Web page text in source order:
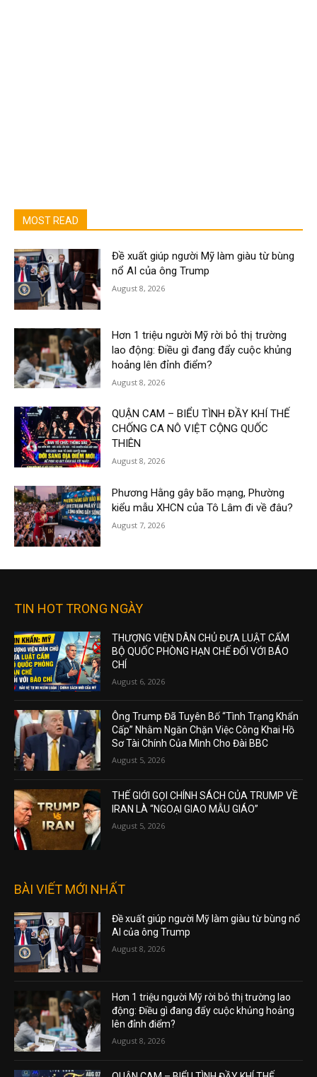
MOST READ
Đề xuất giúp người Mỹ làm giàu từ bùng
nổ AI của ông Trump
August 8, 2026
Hơn 1 triệu người Mỹ rời bỏ thị trường
lao động: Điều gì đang đẩy cuộc khủng
hoảng lên đỉnh điểm?
August 8, 2026
QUẬN CAM – BIỂU TÌNH ĐẦY KHÍ THẾ
CHỐNG CA NÔ VIỆT CỘNG QUỐC
THIÊN
August 8, 2026
Phương Hằng gây bão mạng, Phường
kiểu mẫu XHCN của Tô Lâm đi về đâu?
August 7, 2026
TIN HOT TRONG NGÀY
THƯỢNG VIỆN DÂN CHỦ ĐƯA LUẬT CẤM
BỘ QUỐC PHÒNG HẠN CHẾ ĐỐI VỚI BÁO
CHÍ
August 6, 2026
Ông Trump Đã Tuyên Bố “Tình Trạng Khẩn
Cấp” Nhằm Ngăn Chặn Việc Công Khai Hồ
Sơ Tài Chính Của Mình Cho Đài BBC
August 5, 2026
THẾ GIỚI GỌI CHÍNH SÁCH CỦA TRUMP VỀ
IRAN LÀ “NGOẠI GIAO MẪU GIÁO”
August 5, 2026
BÀI VIẾT MỚI NHẤT
Đề xuất giúp người Mỹ làm giàu từ bùng nổ
AI của ông Trump
August 8, 2026
Hơn 1 triệu người Mỹ rời bỏ thị trường lao
động: Điều gì đang đẩy cuộc khủng hoảng
lên đỉnh điểm?
August 8, 2026